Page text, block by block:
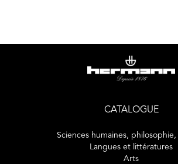
théoriques, pratiques et historiques de
qu’aux propositions stratégiques qui en
principe de l’alternative au capitalisme.
CATALOGUE
Sciences humaines,
Langues et littératures
Arts